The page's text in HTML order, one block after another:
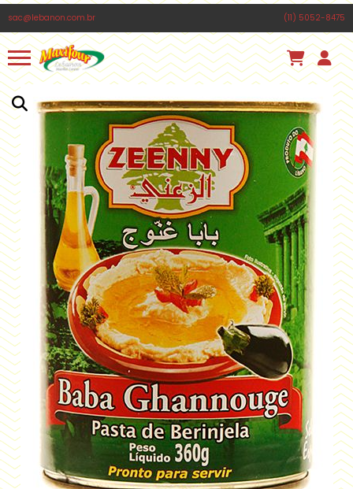
sac@lebanon.com.br (11) 5052-8475
Livia .acabou de comprar!
PÃO LIBANÊS MÉDIO MAXIFOUR 650G
Há 14 minutos